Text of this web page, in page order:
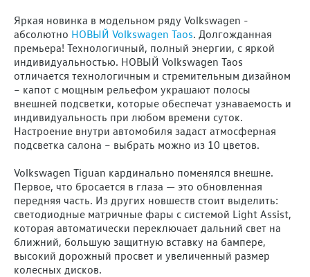
Яркая новинка в модельном ряду Volkswagen -
абсолютно НОВЫЙ Volkswagen Taos. Долгожданная
премьера! Технологичный, полный энергии, с яркой
индивидуальностью. НОВЫЙ Volkswagen Taos
отличается технологичным и стремительным дизайном
– капот с мощным рельефом украшают полосы
внешней подсветки, которые обеспечат узнаваемость и
индивидуальность при любом времени суток.
Настроение внутри автомобиля задаст атмосферная
подсветка салона – выбрать можно из 10 цветов.
Volkswagen Tiguan кардинально поменялся внешне.
Первое, что бросается в глаза — это обновленная
передняя часть. Из других новшеств стоит выделить:
светодиодные матричные фары с системой Light Assist,
которая автоматически переключает дальний свет на
ближний, большую защитную вставку на бампере,
высокий дорожный просвет и увеличенный размер
колесных дисков.